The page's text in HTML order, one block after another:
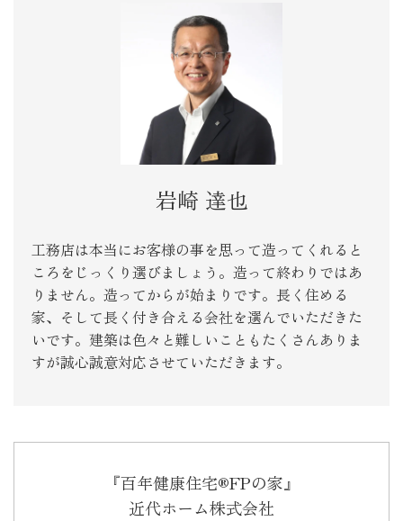
岩崎 達也
工務店は本当にお客様の事を思って造ってくれると
ころをじっくり選びましょう。造って終わりではあ
りません。造ってからが始まりです。長く住める
家、そして長く付き合える会社を選んでいただきた
いです。建築は色々と難しいこともたくさんありま
すが誠心誠意対応させていただきます。
『百年健康住宅®FPの家』
近代ホーム株式会社